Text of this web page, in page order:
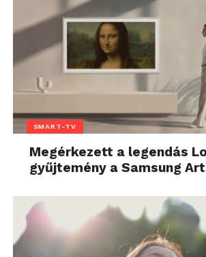
SMART-TV
Megérkezett a legendás
gyűjtemény a Samsung